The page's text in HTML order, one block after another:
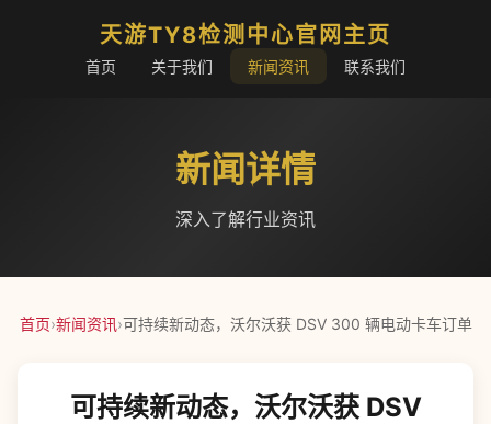
天游TY8检测中心官网主页
首页 关于我们 新闻资讯 联系我们
新闻详情
深入了解行业资讯
首页›新闻资讯›可持续新动态，沃尔沃获 DSV 300 辆电动卡车订单
可持续新动态，沃尔沃获 DSV